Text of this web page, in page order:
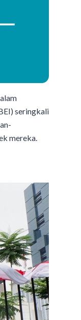
seringkali
mereka.